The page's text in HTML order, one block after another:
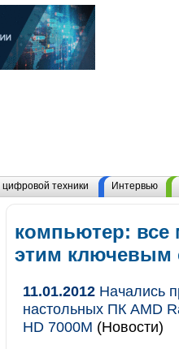
цифровой техники Интервью
компьютер: все
этим ключевым
11.01.2012 Начались
настольных ПК AMD
HD 7000M (Новости)